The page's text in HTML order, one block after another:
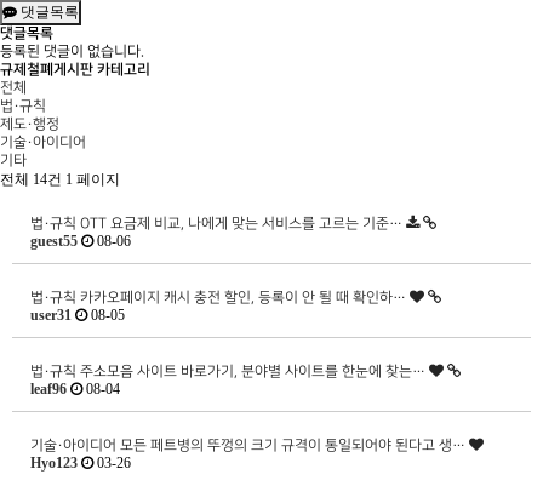
댓글목록
댓글목록
등록된 댓글이 없습니다.
규제철폐게시판 카테고리
전체
법·규칙
제도·행정
기술·아이디어
기타
전체 14건 1 페이지
법·규칙 OTT 요금제 비교, 나에게 맞는 서비스를 고르는 기준…
guest55 08-06
법·규칙 카카오페이지 캐시 충전 할인, 등록이 안 될 때 확인하…
user31 08-05
법·규칙 주소모음 사이트 바로가기, 분야별 사이트를 한눈에 찾는…
leaf96 08-04
기술·아이디어 모든 페트병의 뚜껑의 크기 규격이 통일되어야 된다고 생…
Hyo123 03-26